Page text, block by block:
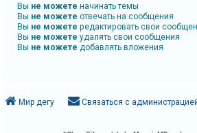
м
ы
и
Вы не можете начинать темы
Вы не можете отвечать на сообщения
Вы не можете редактировать свои
Вы не можете удалять свои сообщения
Вы не можете добавлять вложения
Мир дегу Связаться с